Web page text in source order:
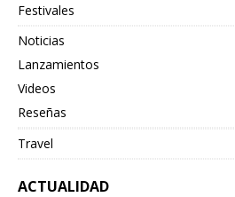
Festivales
Noticias
Lanzamientos
Videos
Reseñas
Travel
ACTUALIDAD